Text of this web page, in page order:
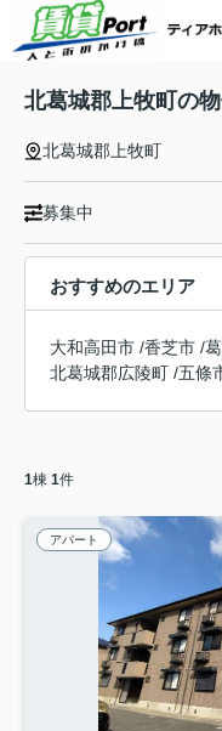
北葛城郡上牧町の
北葛城郡上牧町
募集中
おすすめのエリア
大和高田市 /香芝市 /
北葛城郡広陵町 /五條
1棟 1件
アパート